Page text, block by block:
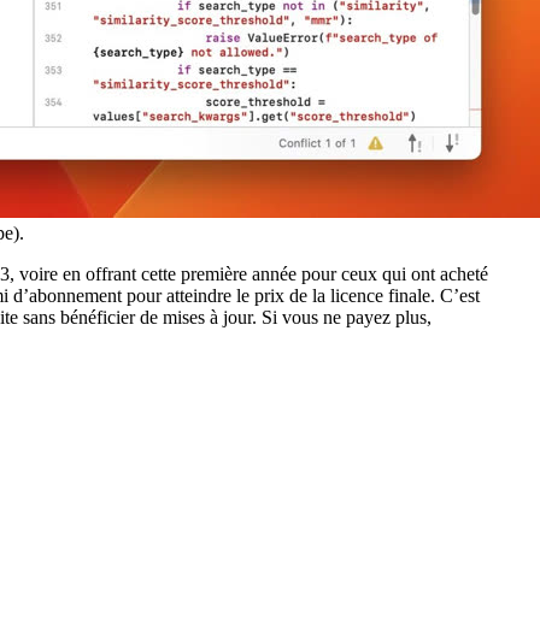
voire en offrant cette première année pour ceux qui ont acheté
d’abonnement pour atteindre le prix de la licence finale. C’est
sans bénéficier de mises à jour. Si vous ne payez plus,